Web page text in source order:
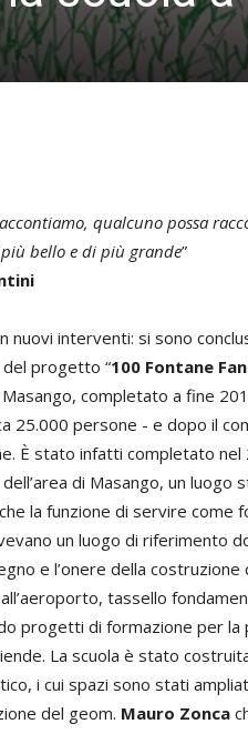
qualcuno possa
bello e di più grande”
nuovi interventi: si sono
del progetto “100 Fontane
completato a fine
25.000 persone - e dopo il
È stato infatti completato nel
di Masango, un luogo
la funzione di servire come
un luogo di riferimento
e l’onere della costruzione
tassello
progetti di formazione per la
La scuola è stato
i cui spazi sono stati
del geom. Mauro Zonca